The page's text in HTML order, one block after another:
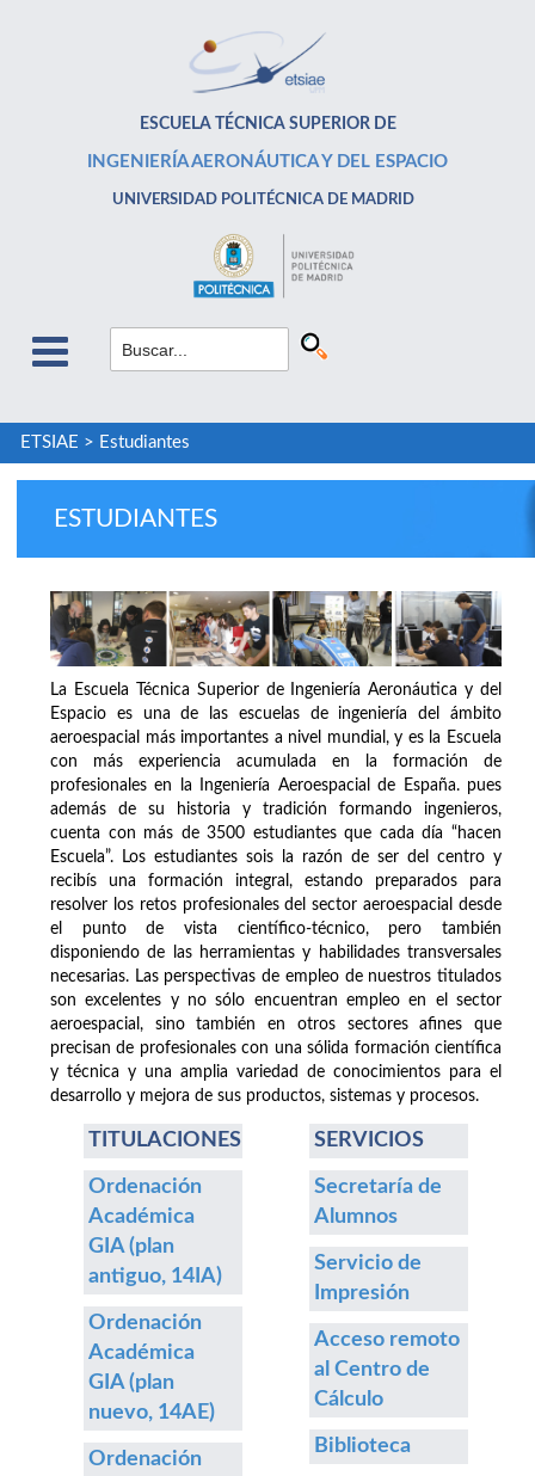
ESCUELA TÉCNICA SUPERIOR DE
INGENIERÍA AERONÁUTICA Y DEL ESPACIO
UNIVERSIDAD POLITÉCNICA DE MADRID
ETSIAE > Estudiantes
ESTUDIANTES
La Escuela Técnica Superior de Ingeniería Aeronáutica y del
Espacio es una de las escuelas de ingeniería del ámbito
aeroespacial más importantes a nivel mundial, y es la Escuela
con más experiencia acumulada en la formación de
profesionales en la Ingeniería Aeroespacial de España. pues
además de su historia y tradición formando ingenieros,
cuenta con más de 3500 estudiantes que cada día “hacen
Escuela”. Los estudiantes sois la razón de ser del centro y
recibís una formación integral, estando preparados para
resolver los retos profesionales del sector aeroespacial desde
el punto de vista científico-técnico, pero también
disponiendo de las herramientas y habilidades transversales
necesarias. Las perspectivas de empleo de nuestros titulados
son excelentes y no sólo encuentran empleo en el sector
aeroespacial, sino también en otros sectores afines que
precisan de profesionales con una sólida formación científica
y técnica y una amplia variedad de conocimientos para el
desarrollo y mejora de sus productos, sistemas y procesos.
TITULACIONES
Ordenación
Académica
GIA (plan
antiguo, 14IA)
Ordenación
Académica
GIA (plan
nuevo, 14AE)
Ordenación
SERVICIOS
Secretaría de
Alumnos
Servicio de
Impresión
Acceso remoto
al Centro de
Cálculo
Biblioteca